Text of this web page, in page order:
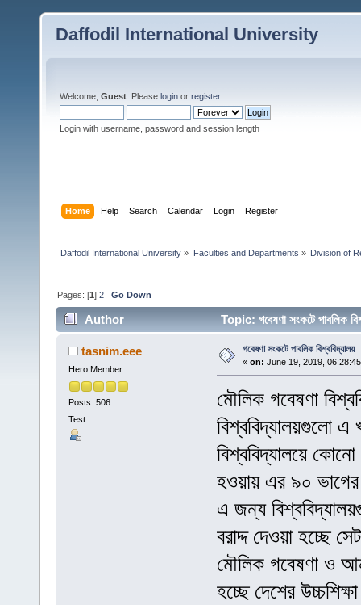
Daffodil International University
Welcome, Guest . Please login or register.
Login with username, password and session length
Home Help Search Calendar Login Register
Daffodil International University » Faculties and Departments » Division of
Pages: [1]2 Go Down
Author Topic: গবেষণা সংকটে পাবলিক
tasnim.eee
Hero Member
Posts: 506
Test
গবেষণা সংকটে পাবলিক বিশ্ববিদ্যালয়
« on: June 19, 2019,
মৌলিক গবেষণা
বিশ্ববিদ্যালয়গুলো এ
বিশ্ববিদ্যালয়ে
হওয়ায় এর ৯০ ভাগের
এ জন্য
বরাদ্দ দেওয়া হচ্ছে
মৌলিক গবেষণা ও
হচ্ছে দেশের